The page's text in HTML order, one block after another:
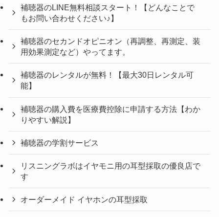
補聴器のLINE無料相談スタート！【どんなことで
もお問い合わせください♪】
補聴器のセカンドオピニオン（再調整、再測定、装
用効果測定など）やってます。
補聴器のレンタルが無料！【最大30日レンタル可
能】
補聴器の購入費を医療費控除に申請する方法【わか
りやすい解説】
補聴器の学割サービス
リスニングラボはイヤモニ用の耳型採取の優良店で
す
オーダーメイド イヤホンの耳型採取